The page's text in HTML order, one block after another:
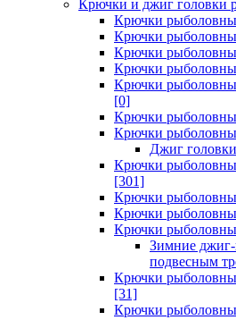
Крючки и джиг головки
Крючки
Крючки
Крючки
Крючки
Крючки
[0]
Крючки
Крючки
Джиг
Крючки
[301]
Крючки
Крючки
Крючки
Зимние джиг-
подвесным
Крючки
[31]
Крючки